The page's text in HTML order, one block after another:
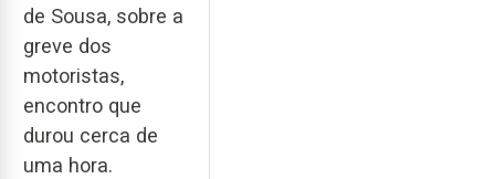
de Sousa, sobre a
greve dos
motoristas,
encontro que
durou cerca de
uma hora.